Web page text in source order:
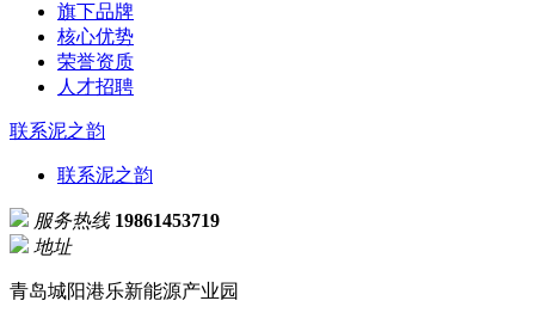
旗下品牌
核心优势
荣誉资质
人才招聘
联系泥之韵
联系泥之韵
服务热线 19861453719
地址
青岛城阳港乐新能源产业园